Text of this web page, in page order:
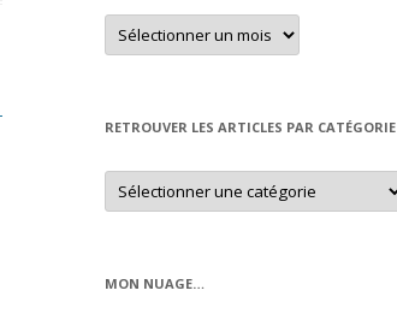
Retrouver
un
article
RETROUVER LES ARTICLES PAR CATÉGORIE
Retrouver
les
articles
MON NUAGE…